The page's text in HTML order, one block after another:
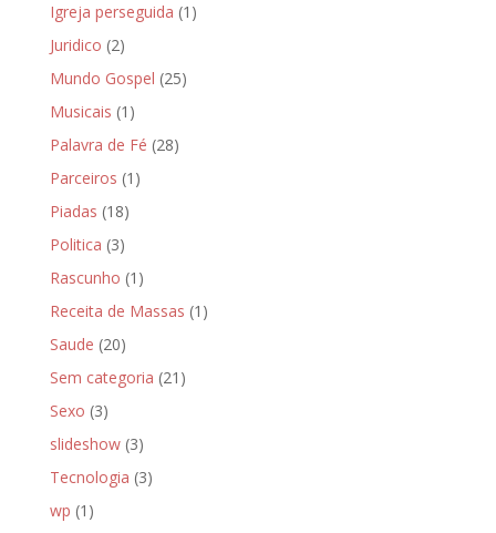
Igreja perseguida (1)
Juridico (2)
Mundo Gospel (25)
Musicais (1)
Palavra de Fé (28)
Parceiros (1)
Piadas (18)
Politica (3)
Rascunho (1)
Receita de Massas (1)
Saude (20)
Sem categoria (21)
Sexo (3)
slideshow(3)
Tecnologia (3)
wp (1)